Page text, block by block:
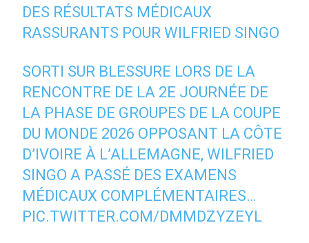
DES RÉSULTATS MÉDICAUX
RASSURANTS POUR WILFRIED SINGO
SORTI SUR BLESSURE LORS DE LA
RENCONTRE DE LA 2E JOURNÉE DE
LA PHASE DE GROUPES DE LA COUPE
DU MONDE 2026 OPPOSANT LA CÔTE
D’IVOIRE À L’ALLEMAGNE, WILFRIED
SINGO A PASSÉ DES EXAMENS
MÉDICAUX COMPLÉMENTAIRES…
PIC.TWITTER.COM/DMMDZYZEYL